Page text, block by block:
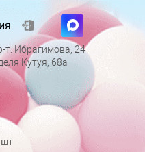
т. Ибрагимова, 24
Кутуя, 68а
шт